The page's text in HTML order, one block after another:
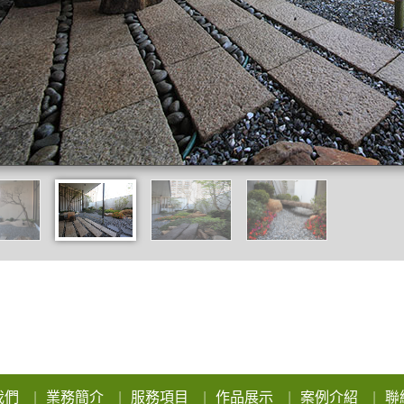
們 業務簡介 服務項目 作品展示 案例介紹 聯